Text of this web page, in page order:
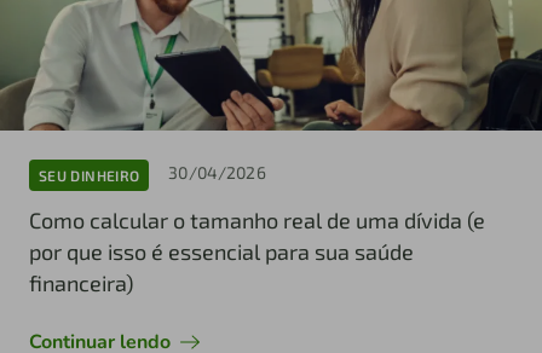
SEU DINHEIRO 30/04/2026
Como calcular o tamanho real de uma dívida (e
por que isso é essencial para sua saúde
financeira)
Continuar lendo